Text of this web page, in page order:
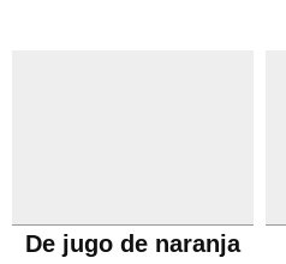
De jugo de naranja